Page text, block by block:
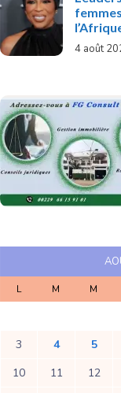
4 août
L M M
3
4 5
10
11 12